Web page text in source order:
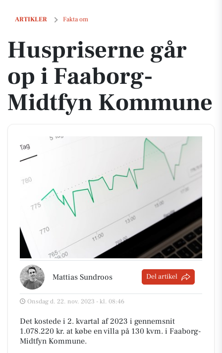
ARTIKLER Fakta om
Huspriserne går op i Faaborg-Midtfyn Kommune
Huspriserne går
op i Faaborg-
Midtfyn Kommune
Mattias Sundroos Del artikel
Onsdag d. 22. nov. 2023 - kl. 08:46
Det kostede i 2. kvartal af 2023 i gennemsnit
1.078.220 kr. at købe en villa på 130 kvm. i Faaborg-
Midtfyn Kommune.